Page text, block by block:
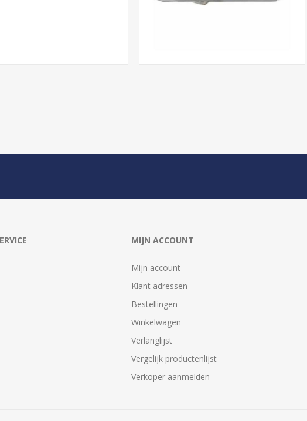
MIJN ACCOUNT
Mijn account
Klant adressen
Bestellingen
Winkelwagen
Verlanglijst
Vergelijk productenlijst
Verkoper aanmelden